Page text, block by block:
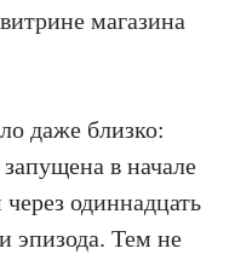
магазина
даже близко:
в начале
одиннадцать
эпизода. Тем не